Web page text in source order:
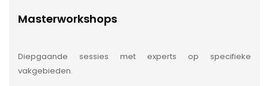
Masterworkshops
Diepgaande sessies met experts op specifieke
vakgebieden.